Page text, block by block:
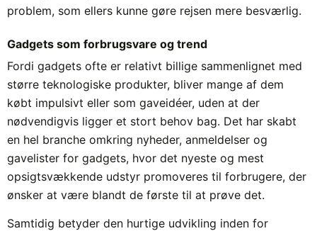
problem, som ellers kunne gøre rejsen mere besværlig.
Gadgets som forbrugsvare og trend
Fordi gadgets ofte er relativt billige sammenlignet med
større teknologiske produkter, bliver mange af dem
købt impulsivt eller som gaveidéer, uden at der
nødvendigvis ligger et stort behov bag. Det har skabt
en hel branche omkring nyheder, anmeldelser og
gavelister for gadgets, hvor det nyeste og mest
opsigtsvækkende udstyr promoveres til forbrugere, der
ønsker at være blandt de første til at prøve det.
Samtidig betyder den hurtige udvikling inden for